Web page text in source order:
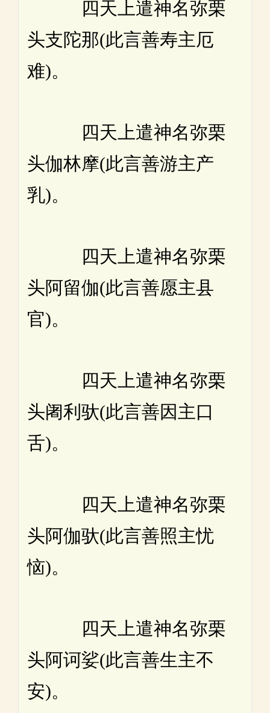
四天上遣神名弥栗
头支陀那(此言善寿主厄
难)。
四天上遣神名弥栗
头伽林摩(此言善游主产
乳)。
四天上遣神名弥栗
头阿留伽(此言善愿主县
官)。
四天上遣神名弥栗
头阇利驮(此言善因主口
舌)。
四天上遣神名弥栗
头阿伽驮(此言善照主忧
恼)。
四天上遣神名弥栗
头阿诃娑(此言善生主不
安)。